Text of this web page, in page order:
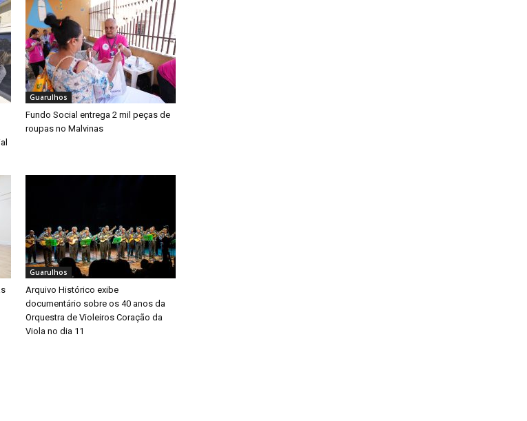
Guarulhos
Fundo Social entrega 2 mil peças de
roupas no Malvinas
Guarulhos
Arquivo Histórico exibe
documentário sobre os 40 anos da
Orquestra de Violeiros Coração da
Viola no dia 11